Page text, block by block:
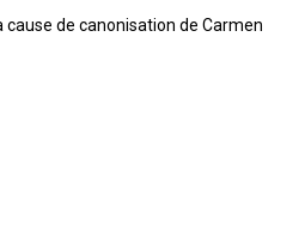
cause de canonisation de Carmen